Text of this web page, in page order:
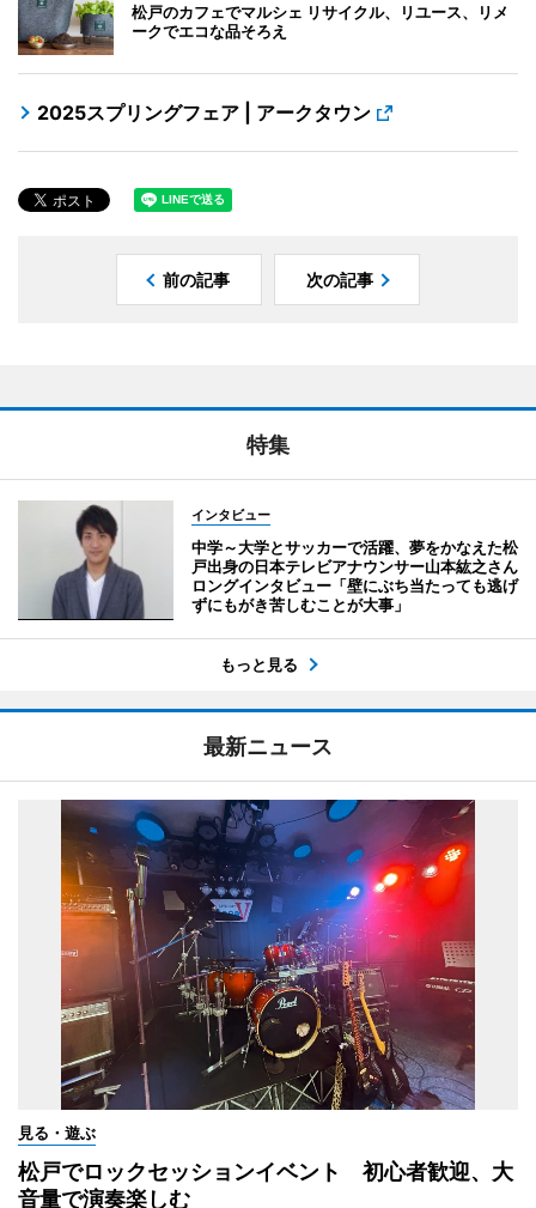
松戸のカフェでマルシェ リサイクル、リユース、リメ
ークでエコな品そろえ
2025スプリングフェア | アークタウン
前の記事 次の記事
特集
インタビュー
中学～大学とサッカーで活躍、夢をかなえた松
戸出身の日本テレビアナウンサー山本紘之さん
ロングインタビュー「壁にぶち当たっても逃げ
ずにもがき苦しむことが大事」
もっと見る
最新ニュース
見る・遊ぶ
松戸でロックセッションイベント 初心者歓迎、大
音量で演奏楽しむ